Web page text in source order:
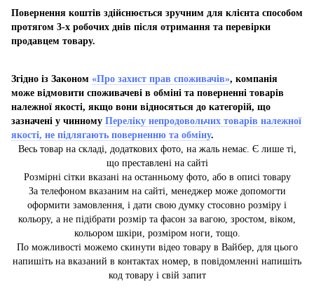
Повернення коштів здійснюється зручним для клієнта способом
протягом 3-х робочих днів після отримання та перевірки
продавцем товару.
Згідно із Законом «Про захист прав споживачів», компанія
може відмовити споживачеві в обміні та поверненні товарів
належної якості, якщо вони відносяться до категорій, що
зазначені у чинному Переліку непродовольчих товарів належної
якості, не підлягають поверненню та обміну.
Весь товар на складі, додаткових фото, на жаль немає. Є лише ті,
що преставлені на сайті
Розмірні сітки вказані на останньому фото, або в описі товару
За телефоном вказаним на сайті, менеджер може допомогти
оформити замовлення, і дати свою думку стосовно розміру і
кольору, а не підібрати розмір та фасон за вагою, зростом, віком,
кольором шкіри, розміром ноги, тощо.
По можливості можемо скинути відео товару в Вайбер, для цього
напишіть на вказаний в контактах номер, в повідомленні напишіть
код товару і свій запит